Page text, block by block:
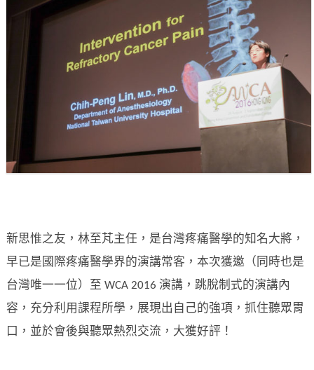
新思惟之友，林至芃主任，是台灣疼痛醫學的知名大將，
早已是國際疼痛醫學界的演講常客，本次獲邀（同時也是
台灣唯一一位）至 WCA 2016 演講，跳脫制式的演講內
容，充分利用課程所學，展現出自己的強項，抓住聽眾胃
口，並於會後與聽眾熱烈交流，大獲好評！